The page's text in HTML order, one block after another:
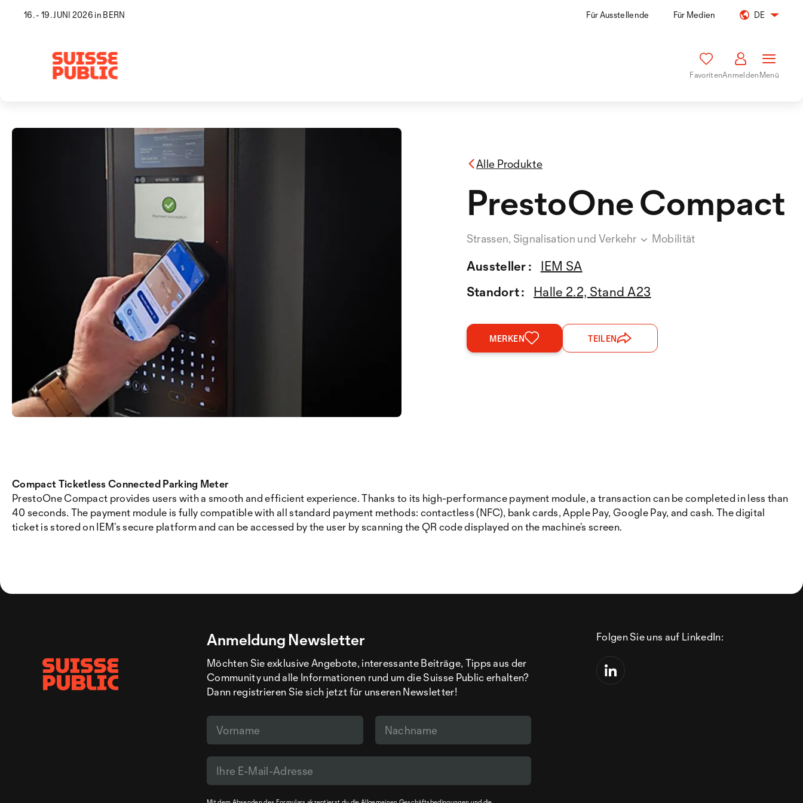
16. - 19. JUNI 2026 in BERN Für Ausstellende Für Medien DE
FavoritenAnmeldenMenü
Alle Produkte
PrestoOne Compact
Strassen, Signalisation und Verkehr Mobilität
Aussteller :
IEM SA
Standort :
Halle 2.2, Stand A23
MERKEN TEILEN
Compact Ticketless Connected Parking Meter
PrestoOne Compact provides users with a smooth and efficient experience. Thanks to its high-performance payment module, a transaction can be completed in less than
40 seconds. The payment module is fully compatible with all standard payment methods: contactless (NFC), bank cards, Apple Pay, Google Pay, and cash. The digital
ticket is stored on IEM’s secure platform and can be accessed by the user by scanning the QR code displayed on the machine’s screen.
Anmeldung Newsletter
Möchten Sie exklusive Angebote, interessante Beiträge, Tipps aus der
Community und alle Informationen rund um die Suisse Public erhalten?
Dann registrieren Sie sich jetzt für unseren Newsletter!
Folgen Sie uns auf LinkedIn: